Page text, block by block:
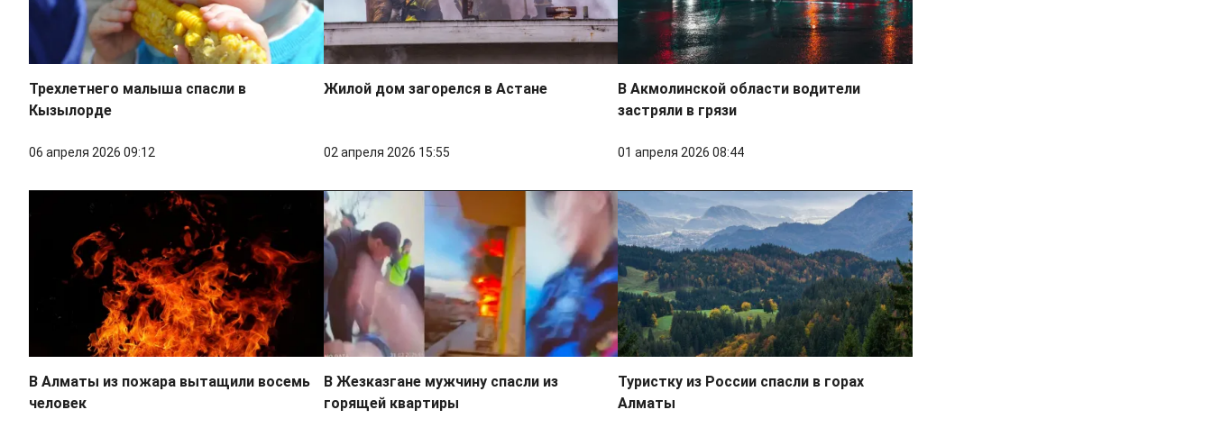
Трехлетнего малыша спасли в
Кызылорде
06 апреля 2026 09:12
Жилой дом загорелся в Астане
02 апреля 2026 15:55
В Акмолинской области водители
застряли в грязи
01 апреля 2026 08:44
В Алматы из пожара вытащили восемь
человек
В Жезказгане мужчину спасли из
горящей квартиры
Туристку из России спасли в горах
Алматы